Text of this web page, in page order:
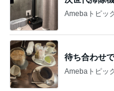
Amebaトピッ
待ち合わせ
Amebaトピッ